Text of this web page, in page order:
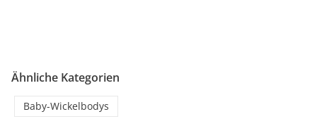
Ähnliche Kategorien
Baby-Wickelbodys